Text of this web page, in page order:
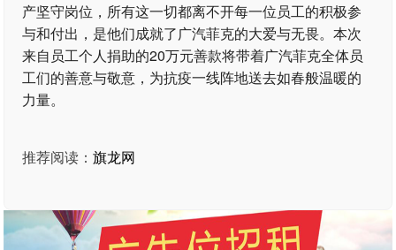
产坚守岗位，所有这一切都离不开每一位员工的积极参
与和付出，是他们成就了广汽菲克的大爱与无畏。本次
来自员工个人捐助的20万元善款将带着广汽菲克全体员
工们的善意与敬意，为抗疫一线阵地送去如春般温暖的
力量。
推荐阅读：旗龙网